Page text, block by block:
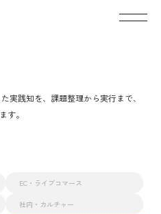
実践知を、課題整理から実行まで、
す。
EC・ライブコマース
社内・カルチャー